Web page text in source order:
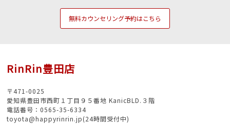
無料カウンセリング予約はこちら
RinRin豊田店
〒471-0025
愛知県豊田市西町１丁目９５番地 KanicBLD.３階
電話番号：0565-35-6334
toyota@happyrinrin.jp(24時間受付中)